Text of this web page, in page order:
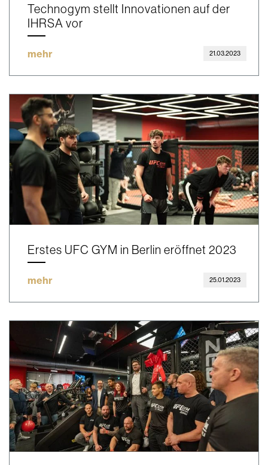
Technogym stellt Innovationen auf der
IHRSA vor
mehr 21.03.2023
Erstes UFC GYM in Berlin eröffnet 2023
mehr 25.01.2023